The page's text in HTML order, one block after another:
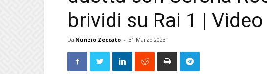
brividi su Rai 1 | Video
Da Nunzio Zeccato - 31 Marzo 2023